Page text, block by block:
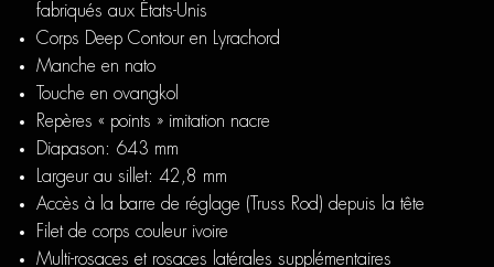
fabriqués aux États-Unis
Corps Deep Contour en Lyrachord
Manche en nato
Touche en ovangkol
Repères « points » imitation nacre
Diapason: 643 mm
Largeur au sillet: 42,8 mm
Accès à la barre de réglage (Truss Rod) depuis la tête
Filet de corps couleur ivoire
Multi-rosaces et rosaces latérales supplémentaires